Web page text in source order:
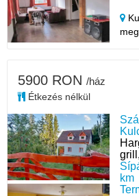
5900 RON /ház
Étkezés nélkül